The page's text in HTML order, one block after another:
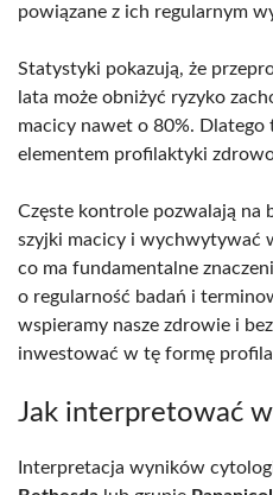
powiązane z ich regularnym
Statystyki pokazują, że
lata może obniżyć ryzyko
macicy nawet o 80%. Dlatego
elementem profilaktyki
Częste kontrole pozwalają na
szyjki macicy i wychwytywać
co ma fundamentalne
o regularność badań i
wspieramy nasze zdrowie i
inwestować w tę formę
Jak interpretować
Interpretacja wyników